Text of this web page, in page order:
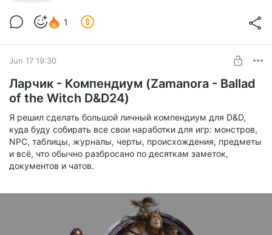
напряжение.
становится известна сразу.
Короче, читайте, смотрите и забирайте интересные идеи и
механики для своих игр. Буду рад, если перевод кому-
нибудь пригодится!
1
Jun 17 19:30
Ларчик - Компендиум (Zamanora - Ballad
of the Witch D&D24)
Я решил сделать большой личный компендиум для D&D,
куда буду собирать все свои наработки для игр: монстров,
NPC, таблицы, журналы, черты, происхождения, предметы
и всё, что обычно разбросано по десяткам заметок,
документов и чатов.